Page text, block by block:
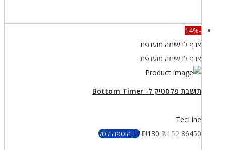
-14%
צרף לרשימה מועדפת
צרף לרשימה מועדפת
תושבת פלסטיק ל- Bottom Timer
TecLine
86450
₪152
המחיר
₪130
המחירהוספה לסל